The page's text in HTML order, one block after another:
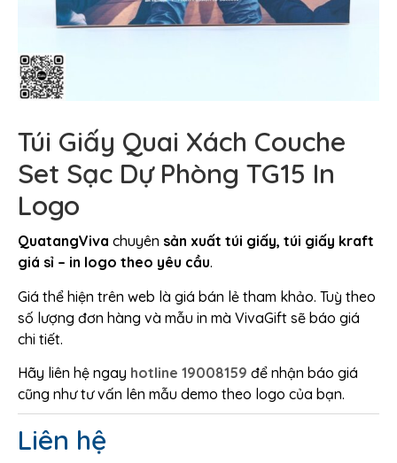
Túi Giấy Quai Xách Couche
Set Sạc Dự Phòng TG15 In
Logo
QuatangViva chuyên sản xuất túi giấy, túi giấy kraft
giá sỉ – in logo theo yêu cầu.
Giá thể hiện trên web là giá bán lẻ tham khảo. Tuỳ theo
số lượng đơn hàng và mẫu in mà VivaGift sẽ báo giá
chi tiết.
Hãy liên hệ ngay hotline 19008159 để nhận báo giá
cũng như tư vấn lên mẫu demo theo logo của bạn.
Liên hệ